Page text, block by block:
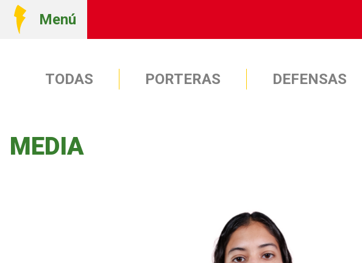
Menú
TODAS PORTERAS DEFENSAS
MEDIA